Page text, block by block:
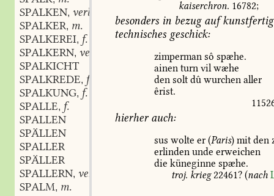
SPALKEN, verb.
SPALKER, m.
SPALKEREI, f.
SPALKERN, verb.
SPALKICHT
SPALKREDE, f.
SPALKUNG, f.
SPALLE, f.
SPALLEN
SPÄLLEN
SPALLER
SPÄLLER
SPALLERN, verb.
SPALM, m.
kaiserchron. 16782;
besonders in bezugauf
technisches geschick:
zimperman sô spæhe.
ainen turn vilwæhe
den solt dû wurchen aller
êrist.
hierherauch:
sus wolte er (Paris) mit den
erlinden unde erweichen
die küneginne spæhe.
troj. krieg 22461? (nach